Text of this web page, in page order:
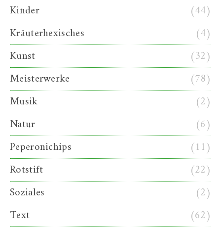
Kinder
(44)
Kräuterhexisches
(4)
Kunst
(32)
Meisterwerke
(78)
Musik
(2)
Natur
(6)
Peperonichips
(11)
Rotstift
(22)
Soziales
(2)
Text
(62)